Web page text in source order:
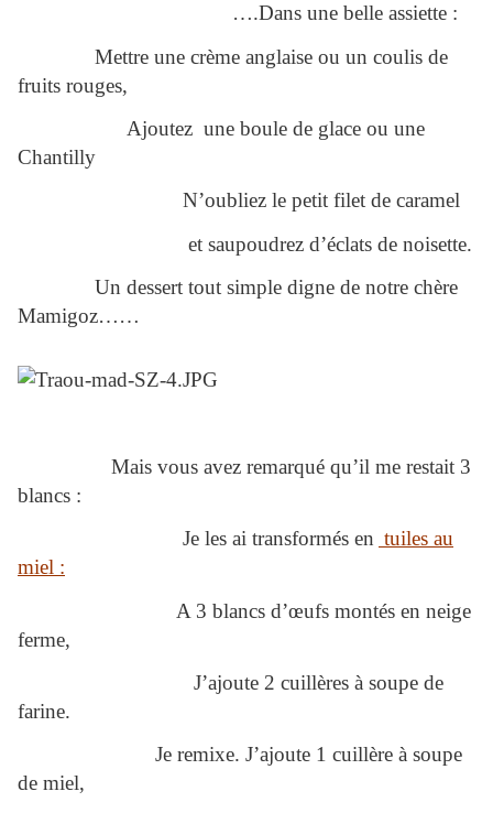
….Dans une belle assiette :
Mettre une crème anglaise ou un coulis de
fruits rouges,
Ajoutez une boule de glace ou une
Chantilly
N’oubliez le petit filet de caramel
et saupoudrez d’éclats de noisette.
Un dessert tout simple digne de notre chère
Mamigoz……
Mais vous avez remarqué qu’il me restait 3
blancs :
Je les ai transformés en tuiles au
miel :
A 3 blancs d’œufs montés en neige
ferme,
J’ajoute 2 cuillères à soupe de
farine.
Je remixe. J’ajoute 1 cuillère à soupe
de miel,